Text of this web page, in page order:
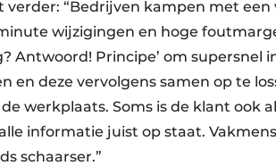
verder: “Bedrijven kampen met
wijzigingen en hoge
Antwoord! Principe’ om
en deze vervolgens samen op te
werkplaats. Soms is de klant ook
informatie juist op staat.
schaarser.”